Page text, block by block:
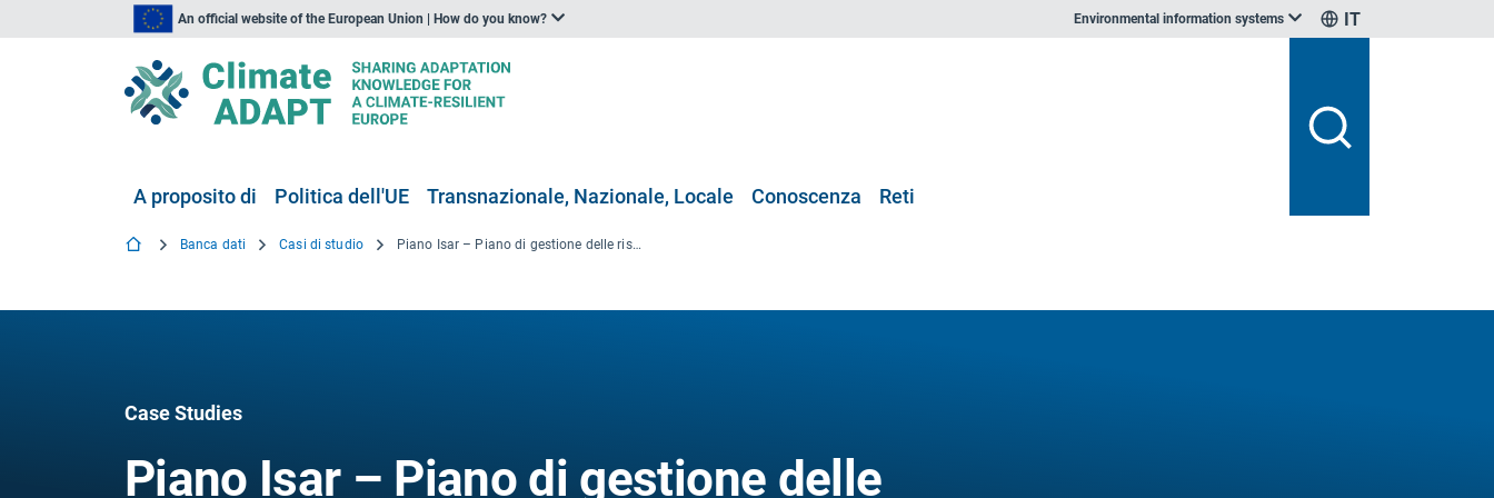
An official website of the European Union | How do you know? Environmental information systems IT
A proposito di Politica dell'UE Transnazionale, Nazionale, Locale Conoscenza Reti
Banca dati Casi di studio Piano Isar – Piano di gestione delle risorse idriche e ripristino del fiume Isar, Monaco di Baviera (Germania)
Case Studies
Piano Isar – Piano di gestione delle